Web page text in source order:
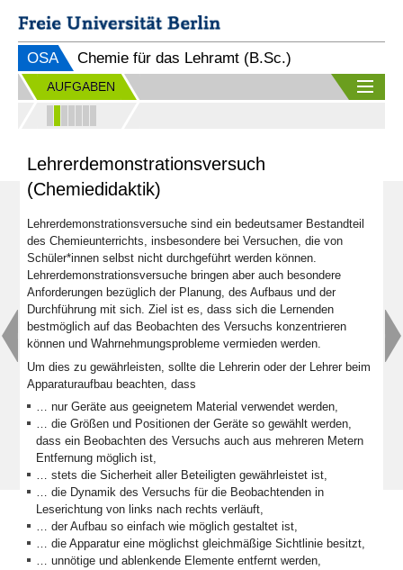
OSA Chemie für das Lehramt (B.Sc.)
AUFGABEN
Lehrerdemonstrationsversuch
(Chemiedidaktik)
Lehrerdemonstrationsversuche sind ein bedeutsamer Bestandteil
des Chemieunterrichts, insbesondere bei Versuchen, die von
Schüler*innen selbst nicht durchgeführt werden können.
Lehrerdemonstrationsversuche bringen aber auch besondere
Anforderungen bezüglich der Planung, des Aufbaus und der
Durchführung mit sich. Ziel ist es, dass sich die Lernenden
bestmöglich auf das Beobachten des Versuchs konzentrieren
können und Wahrnehmungsprobleme vermieden werden.
Um dies zu gewährleisten, sollte die Lehrerin oder der Lehrer beim
Apparaturaufbau beachten, dass
… nur Geräte aus geeignetem Material verwendet werden,
… die Größen und Positionen der Geräte so gewählt werden,
dass ein Beobachten des Versuchs auch aus mehreren Metern
Entfernung möglich ist,
… stets die Sicherheit aller Beteiligten gewährleistet ist,
… die Dynamik des Versuchs für die Beobachtenden in
Leserichtung von links nach rechts verläuft,
… der Aufbau so einfach wie möglich gestaltet ist,
… die Apparatur eine möglichst gleichmäßige Sichtlinie besitzt,
… unnötige und ablenkende Elemente entfernt werden,